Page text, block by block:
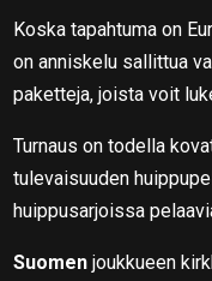
Koska tapahtuma on
on anniskelu sallittua
paketteja, joista voit
Turnaus on todella
tulevaisuuden
huippusarjoissa
Suomenjoukkueen